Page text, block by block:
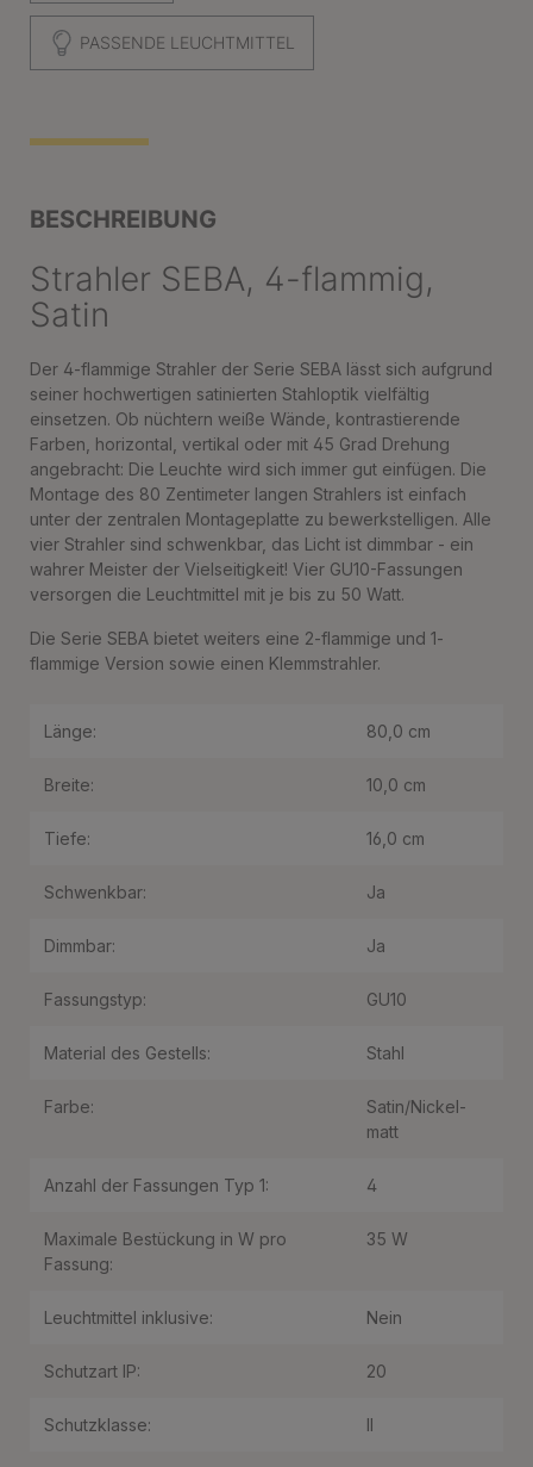
PASSENDE LEUCHTMITTEL
BESCHREIBUNG
Strahler SEBA, 4-flammig,
Satin
Der 4-flammige Strahler der Serie SEBA lässt sich aufgrund
seiner hochwertigen satinierten Stahloptik vielfältig
einsetzen. Ob nüchtern weiße Wände, kontrastierende
Farben, horizontal, vertikal oder mit 45 Grad Drehung
angebracht: Die Leuchte wird sich immer gut einfügen. Die
Montage des 80 Zentimeter langen Strahlers ist einfach
unter der zentralen Montageplatte zu bewerkstelligen. Alle
vier Strahler sind schwenkbar, das Licht ist dimmbar - ein
wahrer Meister der Vielseitigkeit! Vier GU10-Fassungen
versorgen die Leuchtmittel mit je bis zu 50 Watt.
Die Serie SEBA bietet weiters eine 2-flammige und 1-
flammige Version sowie einen Klemmstrahler.
Länge: 80,0 cm
Breite: 10,0 cm
Tiefe: 16,0 cm
Schwenkbar: Ja
Dimmbar: Ja
Fassungstyp: GU10
Material des Gestells: Stahl
Farbe:
Satin/Nickel-
matt
Anzahl der Fassungen Typ 1: 4
Maximale Bestückung in W pro
Fassung:
35 W
Leuchtmittel inklusive: Nein
Schutzart IP: 20
Schutzklasse: II